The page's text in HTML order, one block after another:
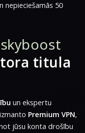
nepieciešamās 50
titula
un ekspertu
Premium VPN,
jūsu konta drošību